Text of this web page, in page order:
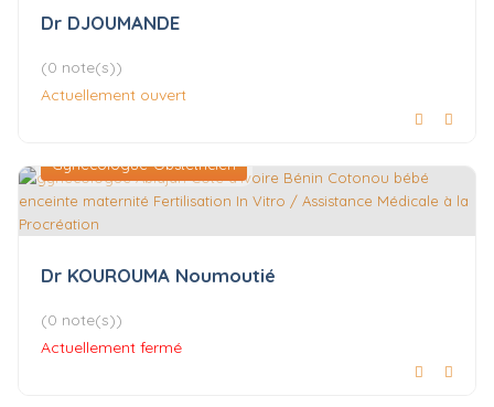
Dr DJOUMANDE
(0 note(s))
Actuellement ouvert
Gynécologue-Obstétricien
Dr KOUROUMA Noumoutié
(0 note(s))
Actuellement fermé